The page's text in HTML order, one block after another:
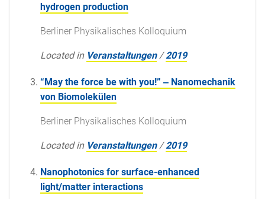
hydrogen production
Berliner Physikalisches Kolloquium
Located in Veranstaltungen /2019
“May the force be with you!” ‒ Nanomechanik
von Biomolekülen
Berliner Physikalisches Kolloquium
Located in Veranstaltungen /2019
Nanophotonics for surface-enhanced
light/matter interactions